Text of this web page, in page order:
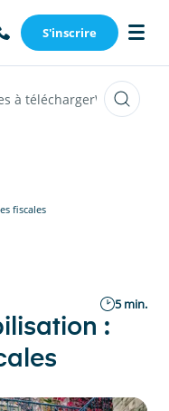
S'inscrire
à téléchargerWebinars
fiscales
5 min.
: